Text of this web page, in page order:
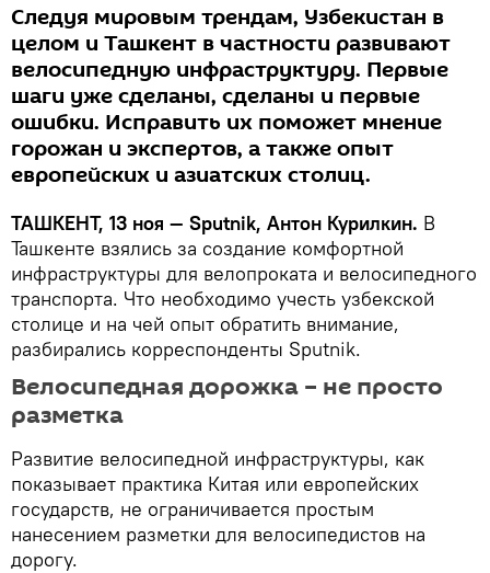
Следуя мировым трендам, Узбекистан в
целом и Ташкент в частности развивают
велосипедную инфраструктуру. Первые
шаги уже сделаны, сделаны и первые
ошибки. Исправить их поможет мнение
горожан и экспертов, а также опыт
европейских и азиатских столиц.
ТАШКЕНТ, 13 ноя — Sputnik, Антон Курилкин. В
Ташкенте взялись за создание комфортной
инфраструктуры для велопроката и велосипедного
транспорта. Что необходимо учесть узбекской
столице и на чей опыт обратить внимание,
разбирались корреспонденты Sputnik.
Велосипедная дорожка – не просто
разметка
Развитие велосипедной инфраструктуры, как
показывает практика Китая или европейских
государств, не ограничивается простым
нанесением разметки для велосипедистов на
дорогу.